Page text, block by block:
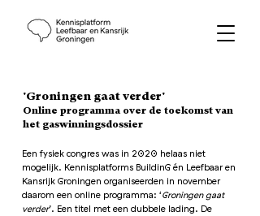
'Groningen gaat verder'
Online programma over de toekomst van
het gaswinningsdossier
Een fysiek congres was in 2020 helaas niet
mogelijk. Kennisplatforms BuildinG én Leefbaar en
Kansrijk Groningen organiseerden in november
daarom een online programma: ‘Groningen gaat
verder’. Een titel met een dubbele lading. De